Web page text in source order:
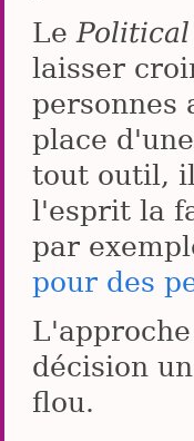
Le Political
laisser
personnes
place
tout outil,
l'esprit la
par
pour des
décision
flou.